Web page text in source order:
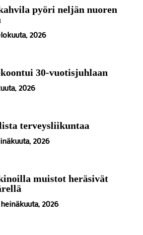
pyöri neljän nuoren
2026
30-vuotisjuhlaan
2026
terveysliikuntaa
2026
muistot heräsivät
2026